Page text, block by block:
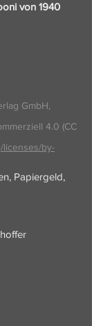
von 1940
GmbH,
4.0 (CC
licenses/by-
Papiergeld,